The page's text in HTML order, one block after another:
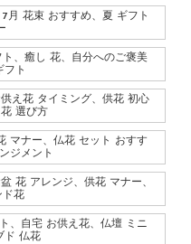
月 花束 おすすめ、夏 ギフト
、癒し 花、自分へのご褒美
フト
え花 タイミング、供花 初心
選び方
マナー、仏花 セット おすす
ジメント
花 アレンジ、供花 マナー、
ド花
、自宅 お供え花、仏壇 ミニ
ド 仏花